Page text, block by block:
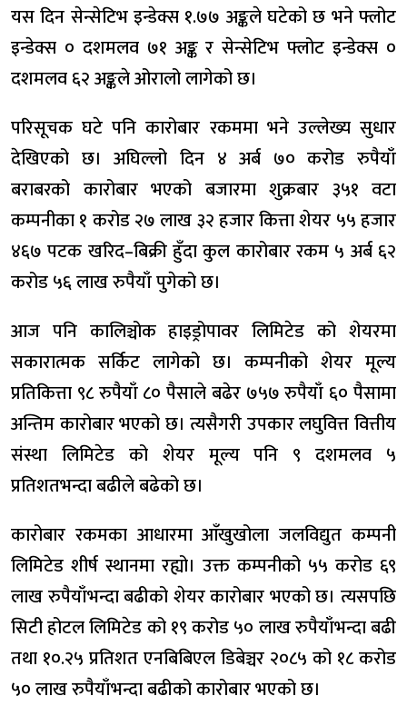
यस दिन सेन्सेटिभ इन्डेक्स १.७७ अङ्कले घटेको छ भने फ्लोट
इन्डेक्स ० दशमलव ७१ अङ्क र सेन्सेटिभ फ्लोट इन्डेक्स ०
दशमलव ६२ अङ्कले ओरालो लागेको छ।
परिसूचक घटे पनि कारोबार रकममा भने उल्लेख्य सुधार
देखिएको छ। अघिल्लो दिन ४ अर्ब ७० करोड रुपैयाँ
बराबरको कारोबार भएको बजारमा शुक्रबार ३५१ वटा
कम्पनीका १ करोड २७ लाख ३२ हजार कित्ता शेयर ५५ हजार
४६७ पटक खरिद–बिक्री हुँदा कुल कारोबार रकम ५ अर्ब ६२
करोड ५६ लाख रुपैयाँ पुगेको छ।
आज पनि कालिञ्चोक हाइड्रोपावर लिमिटेड को शेयरमा
सकारात्मक सर्किट लागेको छ। कम्पनीको शेयर मूल्य
प्रतिकित्ता ९८ रुपैयाँ ८० पैसाले बढेर ७५७ रुपैयाँ ६० पैसामा
अन्तिम कारोबार भएको छ। त्यसैगरी उपकार लघुवित्त वित्तीय
संस्था लिमिटेड को शेयर मूल्य पनि ९ दशमलव ५
प्रतिशतभन्दा बढीले बढेको छ।
कारोबार रकमका आधारमा आँखुखोला जलविद्युत कम्पनी
लिमिटेड शीर्ष स्थानमा रह्यो। उक्त कम्पनीको ५५ करोड ६९
लाख रुपैयाँभन्दा बढीको शेयर कारोबार भएको छ। त्यसपछि
सिटी होटल लिमिटेड को १९ करोड ५० लाख रुपैयाँभन्दा बढी
तथा १०.२५ प्रतिशत एनबिबिएल डिबेञ्चर २०८५ को १८ करोड
५० लाख रुपैयाँभन्दा बढीको कारोबार भएको छ।